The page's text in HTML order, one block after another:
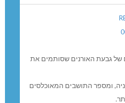
של גבעת האורנים שסותמים את
ומספר התושבים המאוכלסים